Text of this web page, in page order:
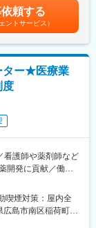
ス設計・立上げ
行政等との調整
ます。
担となります。
での業務をお任せ
・スタートポジシ
※エリアにより地
支給賃金はあくまで
能性があります。
頼する
ントサービス）
ター★医療業
度
護師や薬剤師など
開発に貢献／働き
院内スタッフ、さ
喫煙対策：屋内全
広島市南区稲荷町4-
鉄線／稲荷町駅受